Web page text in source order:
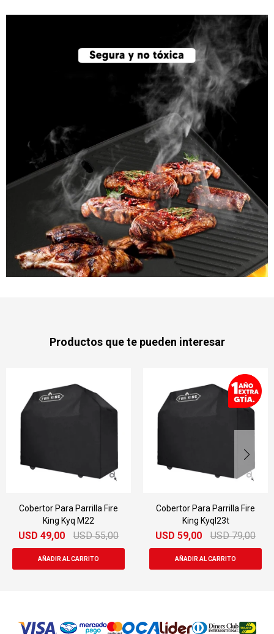
Productos que te pueden interesar
Cobertor Para Parrilla Fire
King Kyql23t
USD 59,00 USD 79,00
Horno Pizzero Accesorio
Para Barbacoas Char Broil
USD 189,00 USD 219,00